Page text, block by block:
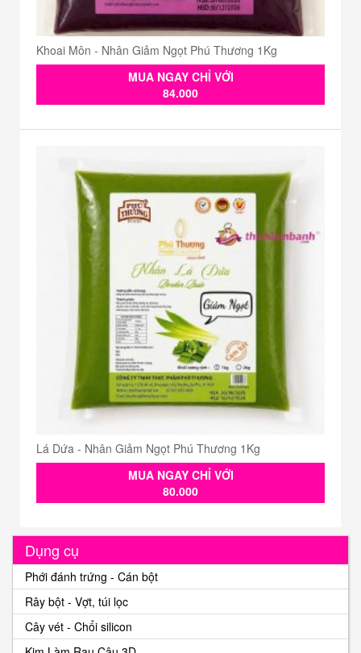
Khoai Môn - Nhân Giảm Ngọt Phú Thương 1Kg
MUA NGAY CHỈ VỚI
84.000
Lá Dứa - Nhân Giảm Ngọt Phú Thương 1Kg
MUA NGAY CHỈ VỚI
80.000
Dụng cụ
Phới đánh trứng - Cán bột
Rây bột - Vợt, túi lọc
Cây vét - Chổi silicon